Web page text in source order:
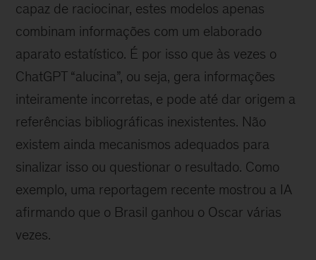
capaz de raciocinar, estes modelos apenas
combinam informações com um elaborado
aparato estatístico. É por isso que às vezes o
ChatGPT “alucina”, ou seja, gera informações
inteiramente incorretas, e pode até dar origem a
referências bibliográficas inexistentes. Não
existem ainda mecanismos adequados para
sinalizar isso ou questionar o resultado. Como
exemplo, uma reportagem recente mostrou a IA
afirmando que o Brasil ganhou o Oscar várias
vezes.